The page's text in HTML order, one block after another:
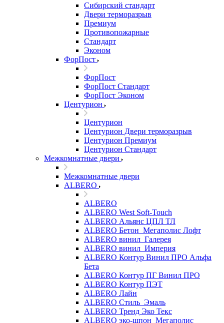
Сибирский стандарт
Двери терморазрыв
Премиум
Противопожарные
Стандарт
Эконом
ФорПост
ФорПост
ФорПост Стандарт
ФорПост Эконом
Центурион
Центурион
Центурион Двери терморазрыв
Центурион Премиум
Центурион Стандарт
Межкомнатные двери
Межкомнатные двери
ALBERO
ALBERO
ALBERO West Soft-Touch
ALBERO Альянс ЦПЛ ТЛ
ALBERO Бетон_Мегаполис Лофт
ALBERO винил_Галерея
ALBERO винил_Империя
ALBERO Контур Винил ПРО Альфа
Бета
ALBERO Контур ПГ Винил ПРО
ALBERO Контур ПЭТ
ALBERO Лайн
ALBERO Стиль_Эмаль
ALBERO Тренд Эко Текс
ALBERO эко-шпон_Мегаполис